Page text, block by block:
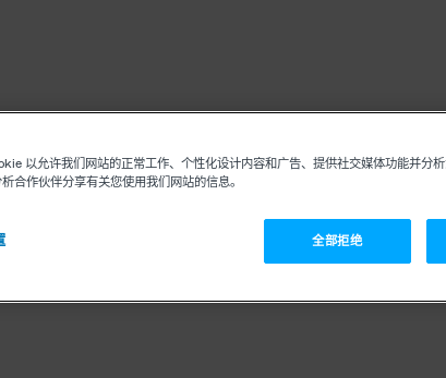
以允许我们网站的正常工作、个性化设计内容和广告、提供社交媒体功能并分
合作伙伴分享有关您使用我们网站的信息。
全部拒绝